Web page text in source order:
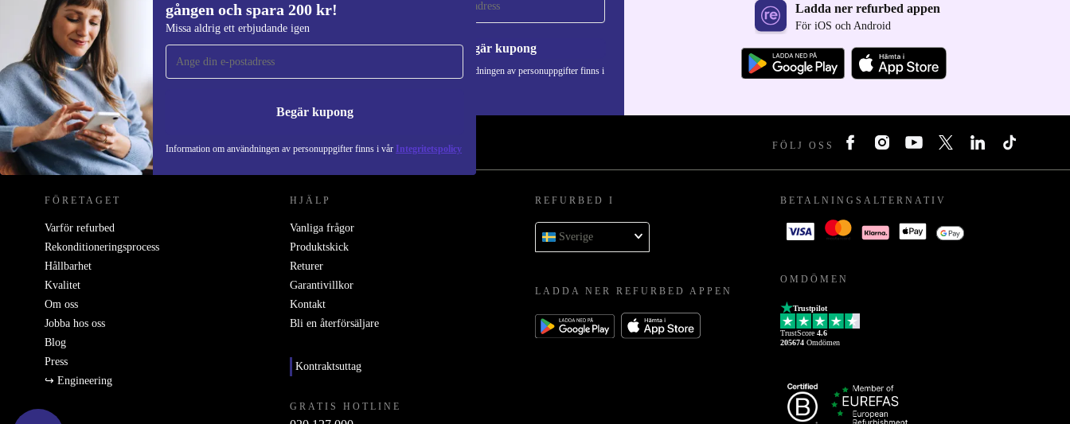
gången och spara 200 kr!
Missa aldrig ett erbjudande igen
Begär kupong
Information om användningen av personuppgifter finns i vår Integritetspolicy
Anmäl dig till vårt nyhetsbrev för första
gången och spara 200 kr!
Missa aldrig ett erbjudande igen.
Begär kupong
Information om användningen av personuppgifter finns i
Ladda ner refurbed appen
För iOS och Android
REFURBED SVERIGE - RETHINK NEW. FÖLJ OSS
FÖRETAGET
Varför refurbed
Rekonditioneringsprocess
Hållbarhet
Kvalitet
Om oss
Jobba hos oss
Blog
Press
↪ Engineering
HJÄLP
Vanliga frågor
Produktskick
Returer
Garantivillkor
Kontakt
Bli en återförsäljare
Kontraktsuttag
GRATIS HOTLINE
REFURBED I
Sverige
LADDA NER REFURBED APPEN
BETALNINGSALTERNATIV
OMDÖMEN
Trustpilot
TrustScore 4.6
205674 Omdömen